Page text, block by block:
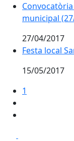
municipal
27/04/2017
Festa local
15/05/2017
1